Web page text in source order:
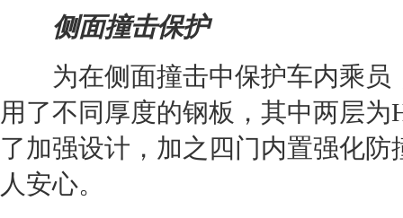
侧面撞击保护
为在侧面撞击中保护车内乘员
用了不同厚度的钢板，其中两层
了加强设计，加之四门内置强化
人安心。